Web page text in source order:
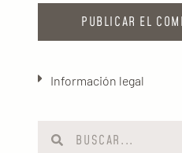
Información legal